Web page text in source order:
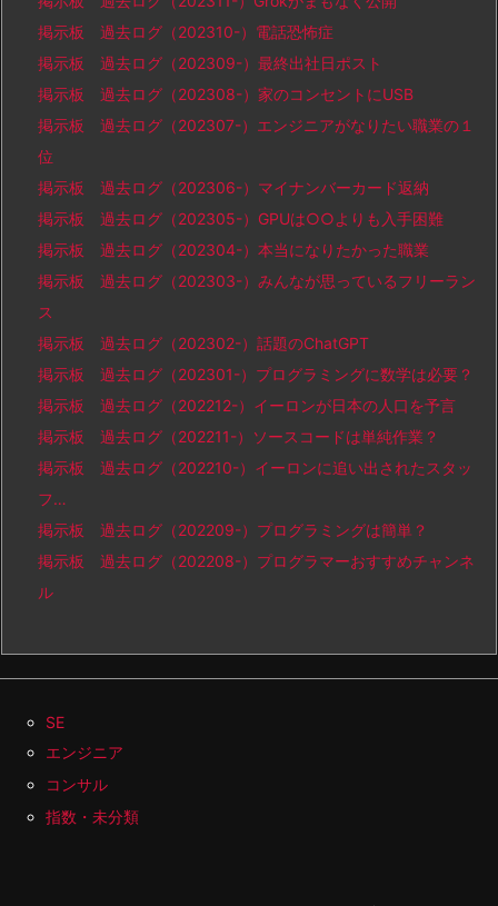
掲示板 過去ログ（202310-）電話恐怖症
掲示板 過去ログ（202309-）最終出社日ポスト
掲示板 過去ログ（202308-）家のコンセントにUSB
掲示板 過去ログ（202307-）エンジニアがなりたい職業の１
位
掲示板 過去ログ（202306-）マイナンバーカード返納
掲示板 過去ログ（202305-）GPUは○○よりも入手困難
掲示板 過去ログ（202304-）本当になりたかった職業
掲示板 過去ログ（202303-）みんなが思っているフリーラン
ス
掲示板 過去ログ（202302-）話題のChatGPT
掲示板 過去ログ（202301-）プログラミングに数学は必要？
掲示板 過去ログ（202212-）イーロンが日本の人口を予言
掲示板 過去ログ（202211-）ソースコードは単純作業？
掲示板 過去ログ（202210-）イーロンに追い出されたスタッ
フ…
掲示板 過去ログ（202209-）プログラミングは簡単？
掲示板 過去ログ（202208-）プログラマーおすすめチャンネ
ル
SE
エンジニア
コンサル
指数・未分類